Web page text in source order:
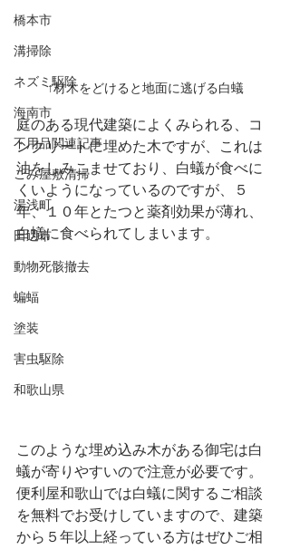
橋本市
溝掃除
ネズミ駆除
海南市
不用品関連記事
ごみ屋敷清掃
湯浅町
田辺市
動物死骸撤去
蝙蝠
塗装
害虫駆除
和歌山県
↑材木をどけると地面に逃げる白蟻
庭のある現代建築によくみられる、コ
ンクリートに埋めた木ですが、これは
油をしみこませており、白蟻が食べに
くいようになっているのですが、５
年、１０年とたつと薬剤効果が薄れ、
白蟻に食べられてしまいます。
このような埋め込み木がある御宅は白
蟻が寄りやすいので注意が必要です。
便利屋和歌山では白蟻に関するご相談
を無料でお受けしていますので、建築
から５年以上経っている方はぜひご相